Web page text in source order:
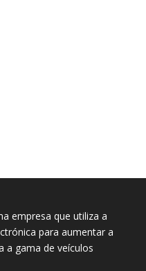
empresa que utiliza a
para aumentar a
a gama de veículos